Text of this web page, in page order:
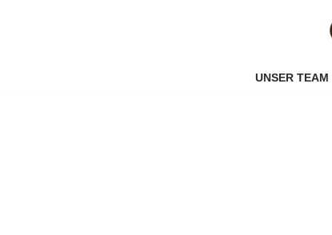
UNSER TEAM